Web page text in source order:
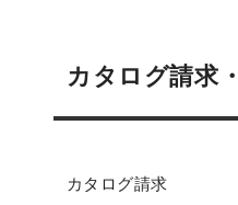
カタログ請求
カタログ請求